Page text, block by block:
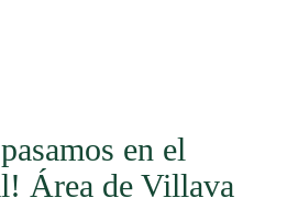
en el
Área de Villava